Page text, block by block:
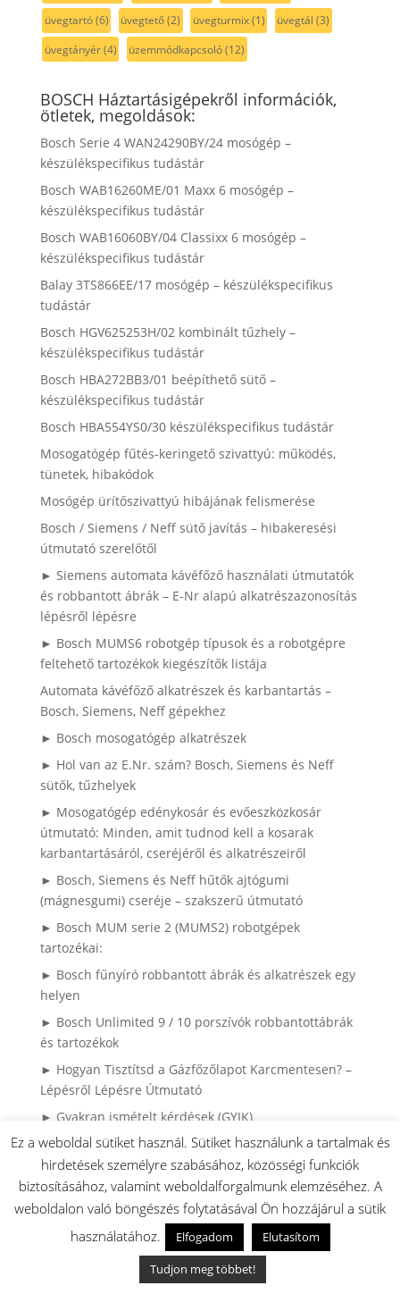
üvegtartó(6) üvegtető(2) üvegturmix(1) üvegtál (3)
üvegtányér(4) üzemmódkapcsoló(12)
BOSCH Háztartásigépekről információk,
ötletek, megoldások:
Bosch Serie 4 WAN24290BY/24 mosógép –
készülékspecifikus tudástár
Bosch WAB16260ME/01 Maxx 6 mosógép –
készülékspecifikus tudástár
Bosch WAB16060BY/04 Classixx 6 mosógép –
készülékspecifikus tudástár
Balay 3TS866EE/17 mosógép – készülékspecifikus
tudástár
Bosch HGV625253H/02 kombinált tűzhely –
készülékspecifikus tudástár
Bosch HBA272BB3/01 beépíthető sütő –
készülékspecifikus tudástár
Bosch HBA554YS0/30 készülékspecifikus tudástár
Mosogatógép fűtés-keringető szivattyú: működés,
tünetek, hibakódok
Mosógép ürítőszivattyú hibájának felismerése
Bosch / Siemens / Neff sütő javítás – hibakeresési
útmutató szerelőtől
► Siemens automata kávéfőző használati útmutatók
és robbantott ábrák – E-Nr alapú alkatrészazonosítás
lépésről lépésre
► Bosch MUMS6 robotgép típusok és a robotgépre
feltehető tartozékok kiegészítők listája
Automata kávéfőző alkatrészek és karbantartás –
Bosch, Siemens, Neff gépekhez
► Bosch mosogatógép alkatrészek
► Hol van az E.Nr. szám? Bosch, Siemens és Neff
sütők, tűzhelyek
► Mosogatógép edénykosár és evőeszközkosár
útmutató: Minden, amit tudnod kell a kosarak
karbantartásáról, cseréjéről és alkatrészeiről
► Bosch, Siemens és Neff hűtők ajtógumi
(mágnesgumi) cseréje – szakszerű útmutató
► Bosch MUM serie 2 (MUMS2) robotgépek
tartozékai:
► Bosch fűnyíró robbantott ábrák és alkatrészek egy
helyen
► Bosch Unlimited 9 / 10 porszívók robbantottábrák
és tartozékok
► Hogyan Tisztítsd a Gázfőzőlapot Karcmentesen? –
Lépésről Lépésre Útmutató
► Gyakran ismételt kérdések (GYIK)
► Víz áll a Bosch mosogatógép alján? Ne hívd a
szerelőt, ezt nézd meg először! (+VIDEÓ)
► Miért mennek tönkre a ruhák mosás közben? – Így
látja egy mosógépszerelő
► Bosch Tronic Bojlerek robbantott ábrái
alkatrészkeresővel
► 5 hiba ami lehet hogy nem a mosogatógép hibája:
Ez a weboldal sütiket használ. Sütiket használunk a tartalmak és
hirdetések személyre szabásához, közösségi funkciók
biztosításához, valamint weboldalforgalmunk elemzéséhez. A
weboldalon való böngészés folytatásával Ön hozzájárul a sütik
használatához.
Elfogadom
Elutasítom
Tudjon meg többet!